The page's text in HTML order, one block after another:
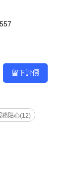
留下評價
務貼心(12)